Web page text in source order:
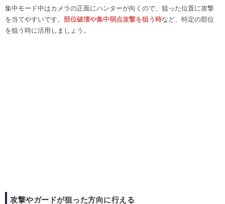
集中モード中はカメラの正面にハンターが向くので、狙った位置に攻撃
を当てやすいです。 部位破壊や集中弱点攻撃を狙う時など、特定の部位
を狙う時に活用しましょう。
攻撃やガードが狙った方向に行える